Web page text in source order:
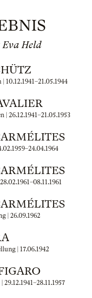
Held
10.12.1941–21.05.1944
| 26.12.1941–21.05.1953
–24.04.1964
28.02.1961–08.11.1961
| 26.09.1962
| 17.06.1942
29.12.1941–28.11.1957